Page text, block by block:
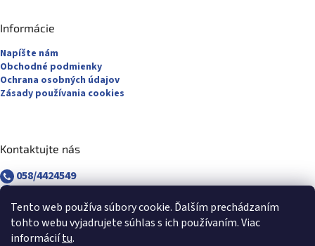
Tento web používa súbory cookie. Ďalším prechádzaním
tohto webu vyjadrujete súhlas s ich používaním. Viac
informáciítu.
Informácie
Napíšte nám
Obchodné podmienky
Ochrana osobných údajov
Zásady používania cookies
Kontaktujte nás
058/4424549
revuca@majsterpapier.sk